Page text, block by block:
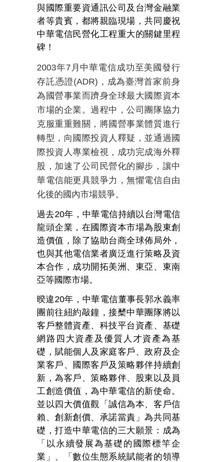
與國際重要資通訊公司及台灣金融業
者等貴賓，都將親臨現場，共同慶祝
中華電信民營化工程重大的關鍵里程
碑！
2003年7月中華電信成功至美國發行
存託憑證(ADR)，成為臺灣首家前身
為國營事業而躋身全球最大國際資本
市場的企業。過程中，公司團隊協力
克服重重難關，將國營事業體質進行
轉型，向國際投資人釋疑，並通過國
際投資人專業檢視，成功完成海外釋
股，加速了公司民營化的腳步，讓中
華電信能更具競爭力，無懼電信自由
化後的國內市場競爭。
過去20年，中華電信持續以台灣電信
龍頭企業，在國際資本市場為股東創
造價值，除了協助台商全球佈局外，
也與其他電信業者廣泛進行策略及資
本合作，成功開拓美洲、東亞、東南
亞等國際市場。
暌違20年，中華電信董事長郭水義率
團前往紐約敲鐘，接櫫中華團隊將以
客戶整體資產、科技平台資產、基礎
網路四大資產及優質人才資產為基
礎，賦能個人及家庭客戶、政府及企
業客戶、國際客戶及策略夥伴持續創
新，為客戶、策略夥伴、股東以及員
工創造價值，為中華電信的新使命。
並以四大價值觀「誠信為本、客戶信
賴、創新創價、承諾當責」為共同基
礎，打造中華電信的三大願景：成為
「以永續發展為基礎的國際標竿企
業」、「數位生態系統賦能者的領導